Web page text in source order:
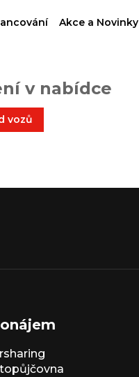
Akce a Novinky
v nabídce
vozů